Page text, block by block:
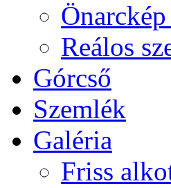
Reálos
Górcső
Szemlék
Galéria
Friss